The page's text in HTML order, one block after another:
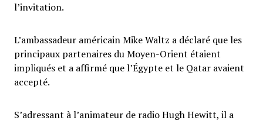
l’invitation.
L’ambassadeur américain Mike Waltz a déclaré que les
principaux partenaires du Moyen-Orient étaient
impliqués et a affirmé que l’Égypte et le Qatar avaient
accepté.
S’adressant à l’animateur de radio Hugh Hewitt, il a